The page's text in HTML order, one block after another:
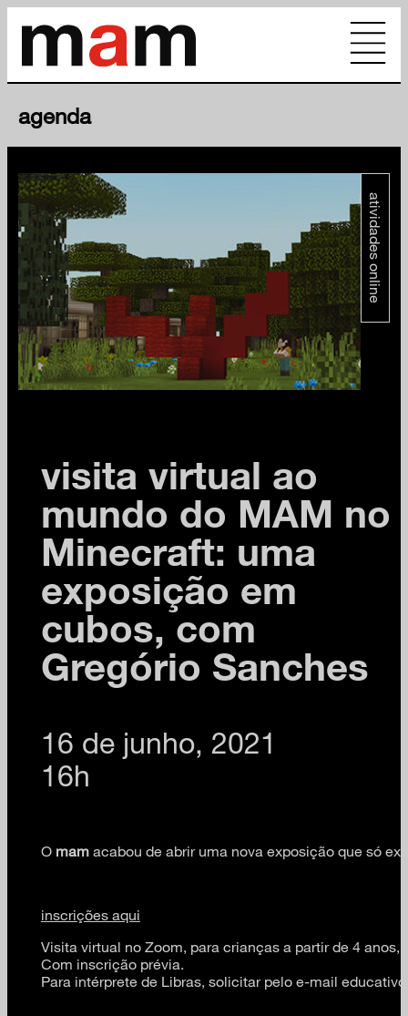
agenda
atividades online
visita virtual ao
mundo do MAM no
Minecraft: uma
exposição em
cubos, com
Gregório Sanches
16 de junho, 2021
16h
O mam acabou de abrir uma nova exposição que só
inscrições aqui
Visita virtual no Zoom, para crianças a partir de 4
Com inscrição prévia.
Para intérprete de Libras, solicitar pelo e-mail